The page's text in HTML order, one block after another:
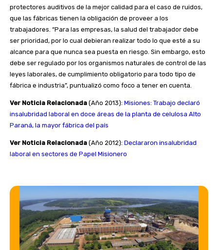
protectores auditivos de la mejor calidad para el caso de ruidos,
que las fábricas tienen la obligación de proveer a los
trabajadores. “Para las empresas, la salud del trabajador debe
ser prioridad, por lo cual debieran realizar todo lo que esté a su
alcance para que nunca sea puesta en riesgo. Sin embargo, esto
debe ser regulado por los organismos naturales de control de las
leyes laborales, de cumplimiento obligatorio para todo tipo de
fábrica e industria”, puntualizó como foco a tener en cuenta.
Ver Noticia Relacionada (Año 2013): Misiones: Trabajo declaró
insalubridad laboral en doce áreas de la planta de celulosa Alto
Paraná, la mayor fábrica del país
Ver Noticia Relacionada (Año 2012): Declararon insalubridad
laboral en sectores de Papel Misionero